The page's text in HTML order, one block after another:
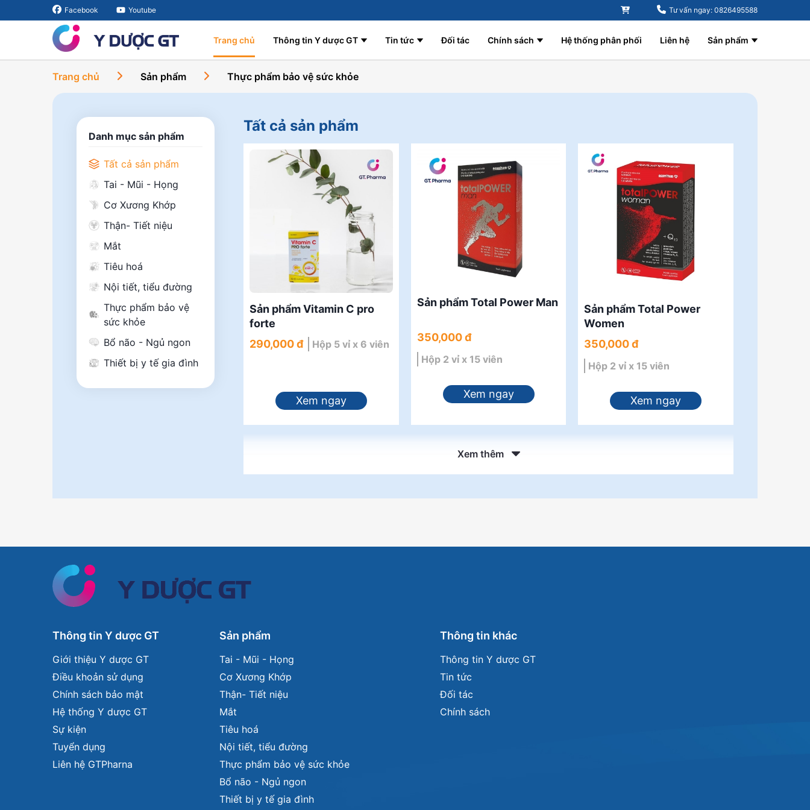
Facebook Youtube Tư vấn ngay: 0826495588
Trang chủ Thông tin Y dược GT Tin tức Đối tác Chính sách Hệ thống phân phối Liên hệ Sản phẩm
Trang chủ Sản phẩm Thực phẩm bảo vệ sức khỏe
Danh mục sản phẩm
Tất cả sản phẩm
Tai - Mũi - Họng
Cơ Xương Khớp
Thận- Tiết niệu
Mắt
Tiêu hoá
Nội tiết, tiểu đường
Thực phẩm bảo vệ
sức khỏe
Bổ não - Ngủ ngon
Thiết bị y tế gia đình
Tất cả sản phẩm
Sản phẩm Vitamin C pro
forte
290,000 đ
Hộp 5 vỉ x 6 viên
Xem ngay
Sản phẩm Total Power Man
350,000 đ
Hộp 2 vỉ x 15 viên
Xem ngay
Sản phẩm Total Power
Women
350,000 đ
Hộp 2 vỉ x 15 viên
Xem ngay
Xem thêm
Thông tin Y dược GT
Giới thiệu Y dược GT
Điều khoản sử dụng
Chính sách bảo mật
Hệ thống Y dược GT
Sự kiện
Tuyển dụng
Liên hệ GTPharna
Sản phẩm
Tai - Mũi - Họng
Cơ Xương Khớp
Thận- Tiết niệu
Mắt
Tiêu hoá
Nội tiết, tiểu đường
Thực phẩm bảo vệ sức khỏe
Bổ não - Ngủ ngon
Thiết bị y tế gia đình
Thông tin khác
Thông tin Y dược GT
Tin tức
Đối tác
Chính sách